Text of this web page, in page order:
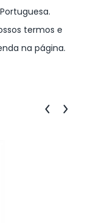
termos e
na página.